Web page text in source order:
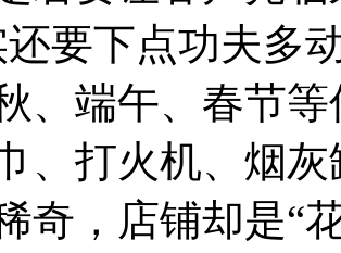
还要下点功夫多
、端午、春节
、打火机、烟
奇，店铺却是“